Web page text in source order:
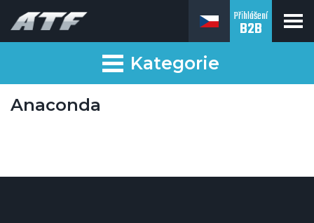
Přihlášení
B2B
Kategorie
Anaconda